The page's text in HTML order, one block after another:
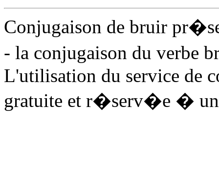
Conjugaison de bruir
- la conjugaison du
L'utilisation du service de
gratuite et r�serv�e � un